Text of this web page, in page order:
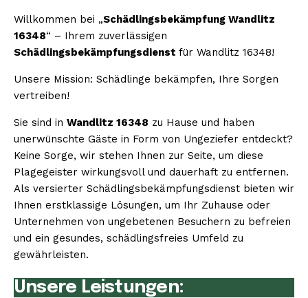
Willkommen bei „Schädlingsbekämpfung Wandlitz
16348“ – Ihrem zuverlässigen
Schädlingsbekämpfungsdienst für Wandlitz 16348!
Unsere Mission: Schädlinge bekämpfen, Ihre Sorgen
vertreiben!
Sie sind in Wandlitz 16348 zu Hause und haben
unerwünschte Gäste in Form von Ungeziefer entdeckt?
Keine Sorge, wir stehen Ihnen zur Seite, um diese
Plagegeister wirkungsvoll und dauerhaft zu entfernen.
Als versierter Schädlingsbekämpfungsdienst bieten wir
Ihnen erstklassige Lösungen, um Ihr Zuhause oder
Unternehmen von ungebetenen Besuchern zu befreien
und ein gesundes, schädlingsfreies Umfeld zu
gewährleisten.
Unsere Leistungen: